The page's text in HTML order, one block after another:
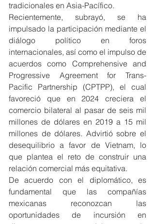
tradicionales en Asia-Pacífico.
Recientemente, subrayó, se ha
impulsado la participación mediante el
diálogo político en foros
internacionales, así como el impulso de
acuerdos como Comprehensive and
Progressive Agreement for Trans-
Pacific Partnership (CPTPP), el cual
favoreció que en 2024 creciera el
comercio bilateral al pasar de seis mil
millones de dólares en 2019 a 15 mil
millones de dólares. Advirtió sobre el
desequilibrio a favor de Vietnam, lo
que plantea el reto de construir una
relación comercial más equitativa.
De acuerdo con el diplomático, es
fundamental que las compañías
mexicanas reconozcan las
oportunidades de incursión en